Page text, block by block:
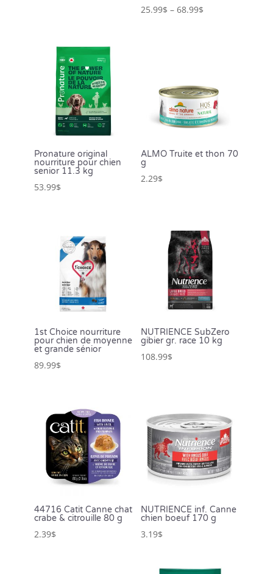
25.99$ – 68.99$
Pronature original
nourriture pour chien
senior 11.3 kg
53.99$
ALMO Truite et thon 70
g
2.29$
1st Choice nourriture
pour chien de moyenne
et grande sénior
89.99$
NUTRIENCE SubZero
gibier gr. race 10 kg
108.99$
44716 Catit Canne chat
crabe & citrouille 80 g
2.39$
NUTRIENCE inf. Canne
chien boeuf 170 g
3.19$